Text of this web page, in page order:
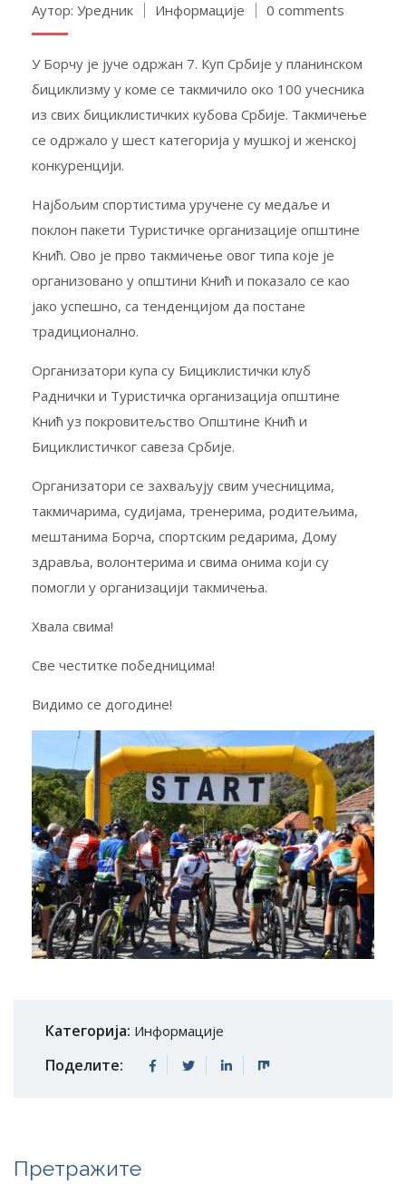
Аутор: Уредник Информације 0 comments
У Борчу је јуче одржан 7. Куп Србије у планинском
бициклизму у коме се такмичило око 100 учесника
из свих бициклистичких кубова Србије. Такмичење
се одржало у шест категорија у мушкој и женској
конкуренцији.
Најбољим спортистима уручене су медаље и
поклон пакети Туристичке организације општине
Кнић. Ово је прво такмичење овог типа које је
организовано у општини Кнић и показало се као
јако успешно, са тенденцијом да постане
традиционално.
Организатори купа су Бициклистички клуб
Раднички и Туристичка организација општине
Кнић уз покровитељство Општине Кнић и
Бициклистичког савеза Србије.
Организатори се захваљују свим учесницима,
такмичарима, судијама, тренерима, родитељима,
мештанима Борча, спортским редарима, Дому
здравља, волонтерима и свима онима који су
помогли у организацији такмичења.
Хвала свима!
Све честитке победницима!
Видимо се догодине!
Категорија: Информације
Поделите:
Претражите